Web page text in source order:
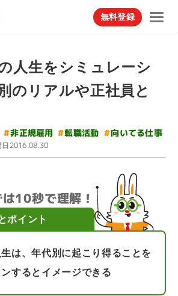
無料登録
人生をシミュレーシ
のリアルや正社員と
#非正規雇用 #転職活動 #向いてる仕事
2016.08.30
10秒で理解！
ポイント
は、年代別に起こり得ることを
するとイメージできる